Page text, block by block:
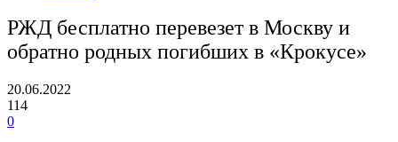
РЖД бесплатно перевезет в Москву и
обратно родных погибших в «Крокусе»
20.06.2022
114
0